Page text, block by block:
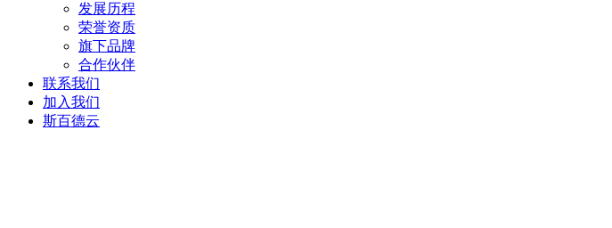
发展历程
荣誉资质
旗下品牌
合作伙伴
联系我们
加入我们
斯百德云